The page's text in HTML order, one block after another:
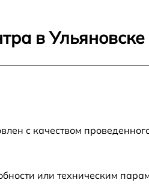
в Ульяновске
с качеством
или техническим